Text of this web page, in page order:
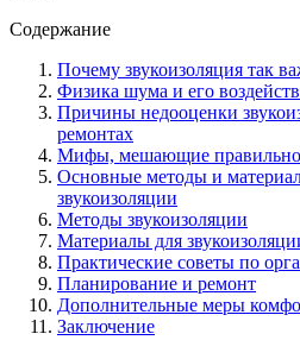
Содержание
Почему звукоизоляция так
Физика шума и его
Причины недооценки
ремонтах
Мифы, мешающие
Основные методы и
звукоизоляции
Методы звукоизоляции
Материалы для
Практические советы по
Планирование и ремонт
Дополнительные меры
Заключение